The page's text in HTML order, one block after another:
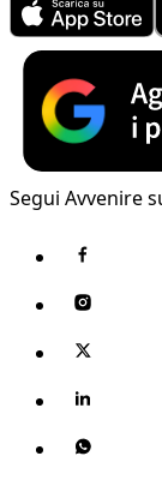
Segui Avvenire